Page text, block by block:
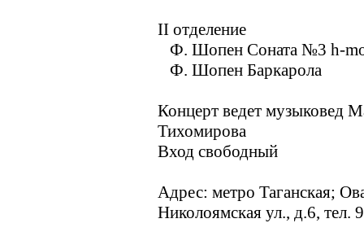
II отделение
Ф. Шопен Соната №3 h-
Ф. Шопен Баркарола
Концерт ведет музыковед
Тихомирова
Вход свободный
Адрес: метро Таганская;
Николоямская ул., д.6, тел.